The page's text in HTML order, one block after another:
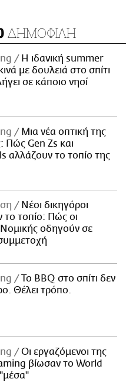
ΔΗΜΟΦΙΛΗ
Η ιδανική summer
με δουλειά στο σπίτι
σε κάποιο νησί
Μια νέα οπτική της
Πώς Gen Zs και
αλλάζουν το τοπίο της
Νέοι δικηγόροι
το τοπίο: Πώς οι
οδηγούν σε
Το BBQ στο σπίτι δεν
Θέλει τρόπο.
Οι εργαζόμενοι της
βίωσαν το World